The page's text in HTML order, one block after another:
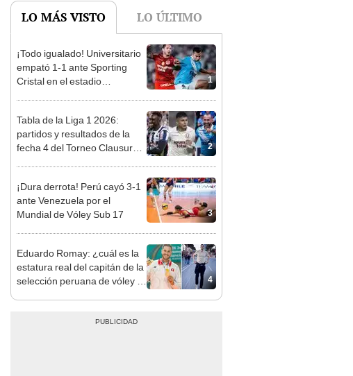
LO MÁS VISTO LO ÚLTIMO
1
¡Todo igualado! Universitario
empató 1-1 ante Sporting
Cristal en el estadio
2
Tabla de la Liga 1 2026:
partidos y resultados de la
fecha 4 del Torneo Clausura y
3
¡Dura derrota! Perú cayó 3-1
ante Venezuela por el
Mundial de Vóley Sub 17
4
Eduardo Romay: ¿cuál es la
estatura real del capitán de la
selección peruana de vóley y